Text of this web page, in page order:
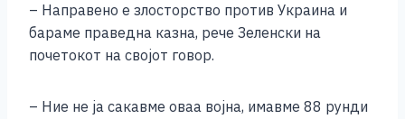
– Направено е злосторство против Украина и
бараме праведна казна, рече Зеленски на
почетокот на својот говор.
– Ние не ја сакавме оваа војна, имавме 88 рунди